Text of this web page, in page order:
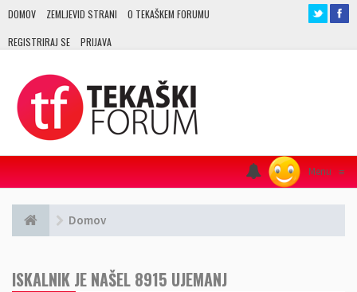
DOMOV ZEMLJEVID STRANI O TEKAŠKEM FORUMU
REGISTRIRAJ SE PRIJAVA
Menu ≡
Domov
ISKALNIK JE NAŠEL 8915 UJEMANJ